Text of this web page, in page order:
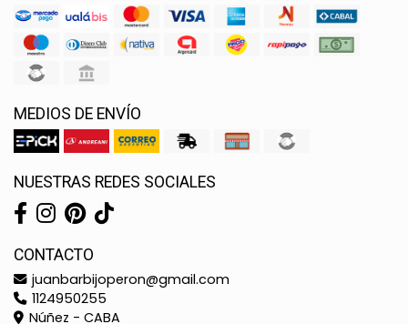
MEDIOS DE ENVÍO
NUESTRAS REDES SOCIALES
CONTACTO
juanbarbijoperon@gmail.com
1124950255
Núñez - CABA